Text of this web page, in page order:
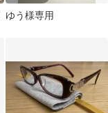
ゆう様専用